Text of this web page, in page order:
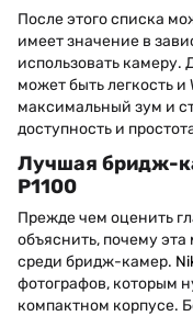
После этого списка
имеет значение в
использовать камеру.
может быть легкость
максимальный зум и
доступность и
Лучшая бридж-
P1100
Прежде чем оценить
объяснить, почему
среди бридж-камер.
фотографов, которым
компактном корпусе.